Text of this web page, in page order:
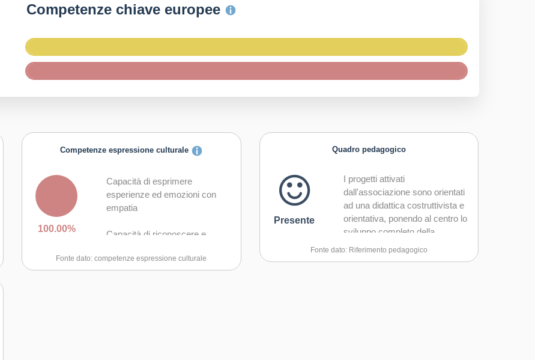
Competenze chiave europee
Competenze espressione culturale
100.00%
Capacità di esprimere
esperienze ed emozioni con
empatia
Capacità di riconoscere e
valorizzazione personale,
sociale o commerciale
Fonte dato: competenze espressione culturale
Quadro pedagogico
Presente
I progetti attivati
dall'associazione sono orientati
ad una didattica costruttivista e
orientativa, ponendo al centro lo
sviluppo completo della
persona.
Fonte dato: Riferimento pedagogico